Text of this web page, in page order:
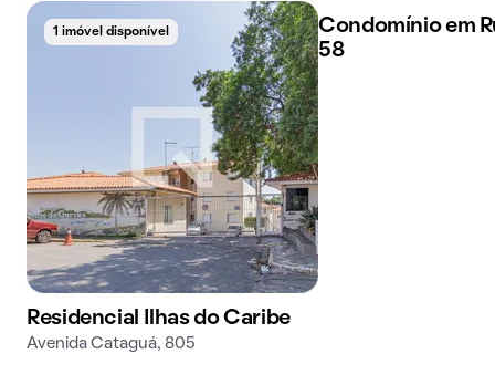
1 imóvel disponível
Residencial Ilhas do Caribe
Avenida Cataguá, 805
1 imóvel disponível
Condomínio em
58